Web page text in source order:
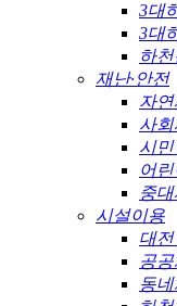
3대
3대
하
재난·안전
자
사
시
어
중
시설이용
대
공
동